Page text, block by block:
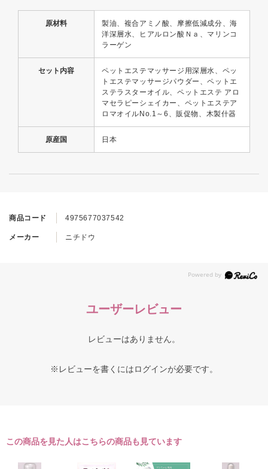
商品コード 4975677037542
メーカー ニチドウ
原材料
製油、複合アミノ酸、摩擦低減成分、海
洋深層水、ヒアルロン酸Ｎａ、マリンコ
ラーゲン
セット内容
ペットエステマッサージ用深層水、ペッ
トエステマッサージパウダー、ペットエ
ステラスターオイル、ペットエステ アロ
マセラピーシェイカー、ペットエステア
ロマオイルNo.1～6、販促物、木製什器
原産国 日本
ユーザーレビュー
レビューはありません。
※レビューを書くにはログインが必要です。
この商品を見た人はこちらの商品も見ています